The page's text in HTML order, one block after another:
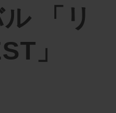
「リ
」